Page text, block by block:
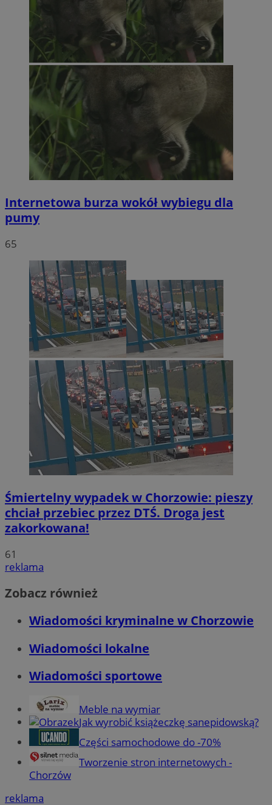
Internetowa burza wokół wybiegu dla
pumy
65
Śmiertelny wypadek w Chorzowie: pieszy
chciał przebiec przez DTŚ. Droga jest
zakorkowana!
61
reklama
Zobacz również
Wiadomości kryminalne w Chorzowie
Wiadomości lokalne
Wiadomości sportowe
Meble na wymiar
Jak wyrobić książeczkę sanepidowską?
Części samochodowe do -70%
Tworzenie stron internetowych -
Chorzów
reklama